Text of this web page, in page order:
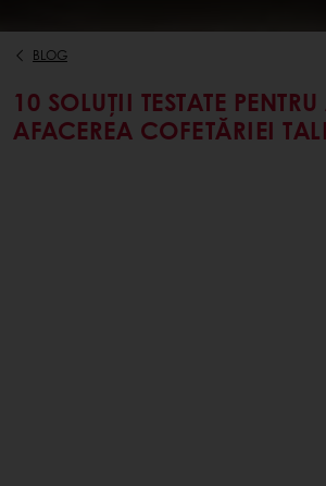
BLOG
10 SOLUȚII TESTATE
AFACEREA COFETĂRIEI